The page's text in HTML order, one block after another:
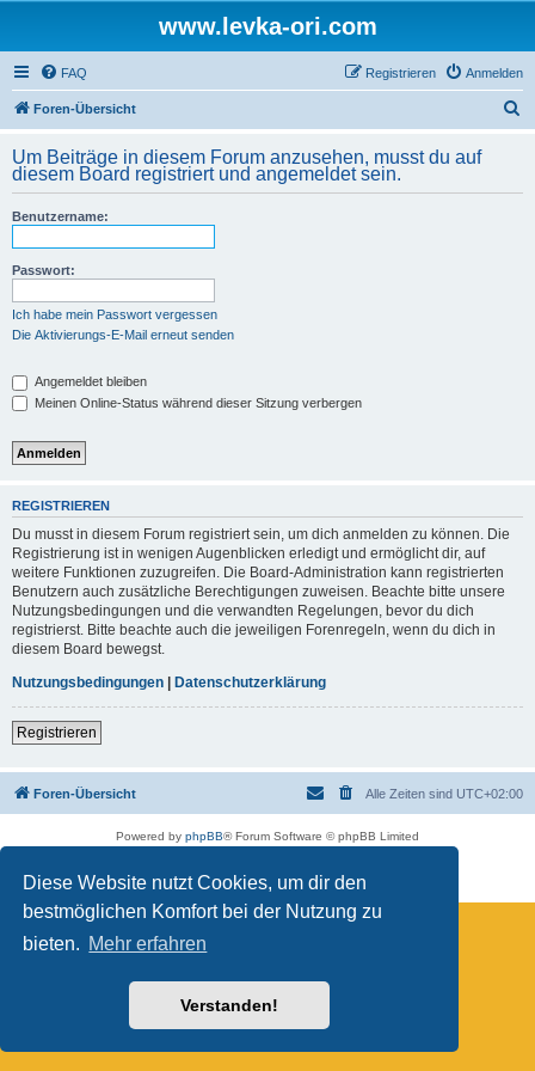
Diese Website nutzt Cookies, um dir den
bestmöglichen Komfort bei der Nutzung zu
bieten. Mehr erfahren
Verstanden!
www.levka-ori.com
FAQ Anmelden
Registrieren
Foren-Übersicht
h
Um Beiträge in diesem Forum anzusehen, musst du auf
diesem Board registriert und angemeldet sein.
Benutzername:
Passwort:
Ich habe mein Passwort vergessen
Die Aktivierungs-E-Mail erneut senden
Angemeldet bleiben
Meinen Online-Status während dieser Sitzung verbergen
REGISTRIEREN
Du musst in diesem Forum registriert sein, um dich anmelden zu können. Die
Registrierung ist in wenigen Augenblicken erledigt und ermöglicht dir, auf
weitere Funktionen zuzugreifen. Die Board-Administration kann registrierten
Benutzern auch zusätzliche Berechtigungen zuweisen. Beachte bitte unsere
Nutzungsbedingungen und die verwandten Regelungen, bevor du dich
registrierst. Bitte beachte auch die jeweiligen Forenregeln, wenn du dich in
diesem Board bewegst.
Nutzungsbedingungen | Datenschutzerklärung
Registrieren
Foren-Übersicht Alle Zeiten sind UTC+02:00
Powered by phpBB® Forum Software © phpBB Limited
Datenschutz|Nutzungsbedingungen